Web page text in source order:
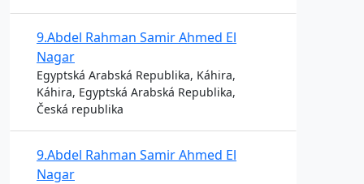
9.Abdel Rahman Samir Ahmed El
Nagar
Egyptská Arabská Republika, Káhira,
Káhira, Egyptská Arabská Republika,
Česká republika
9.Abdel Rahman Samir Ahmed El
Nagar